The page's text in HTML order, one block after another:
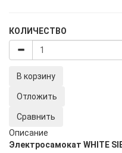
КОЛИЧЕСТВО
В корзину
Отложить
Сравнить
Описание
Электросамокат WHITE